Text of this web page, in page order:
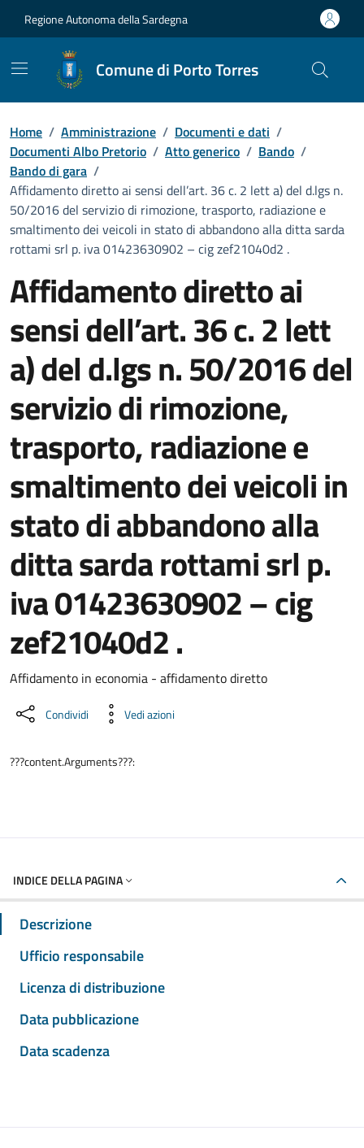
Regione Autonoma della Sardegna
Comune di Porto Torres
Home / Amministrazione / Documenti e dati /
Documenti Albo Pretorio / Atto generico / Bando /
Bando di gara /
Affidamento diretto ai sensi dell’art. 36 c. 2 lett a) del d.lgs n.
50/2016 del servizio di rimozione, trasporto, radiazione e
smaltimento dei veicoli in stato di abbandono alla ditta sarda
rottami srl p. iva 01423630902 – cig zef21040d2 .
Affidamento diretto ai
sensi dell’art. 36 c. 2 lett
a) del d.lgs n. 50/2016 del
servizio di rimozione,
trasporto, radiazione e
smaltimento dei veicoli in
stato di abbandono alla
ditta sarda rottami srl p.
iva 01423630902 – cig
zef21040d2 .
Dettaglio del documento
Affidamento in economia - affidamento diretto
Condividi Vedi azioni
???content.Arguments???:
INDICE DELLA PAGINA
Descrizione
Ufficio responsabile
Licenza di distribuzione
Data pubblicazione
Data scadenza